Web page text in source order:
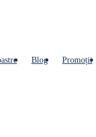
Blog Promoții